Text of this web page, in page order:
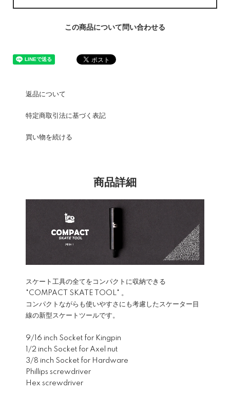
この商品について問い合わせる
返品について
特定商取引法に基づく表記
買い物を続ける
商品詳細
スケート工具の全てをコンパクトに収納できる
"COMPACT SKATE TOOL" 。
コンパクトながらも使いやすさにも考慮したスケーター目
線の新型スケートツールです。
9/16 inch Socket for Kingpin
1/2 inch Socket for Axel nut
3/8 inch Socket for Hardware
Phillips screwdriver
Hex screwdriver